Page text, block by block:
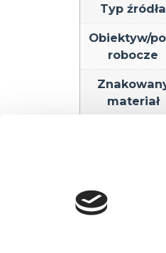
Typ źródła
Obiektyw/
robocze
materiał